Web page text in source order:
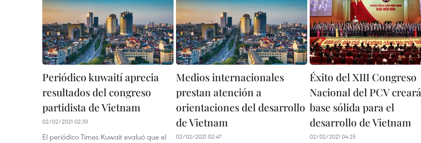
Periódico kuwaití aprecia
resultados del congreso
partidista de Vietnam
02/02/2021 02:33
El periódico Times Kuwait evaluó que el
Medios internacionales
prestan atención a
orientaciones del desarrollo
de Vietnam
02/02/2021 02:47
Éxito del XIII Congreso
Nacional del PCV creará
base sólida para el
desarrollo de Vietnam
02/02/2021 04:25